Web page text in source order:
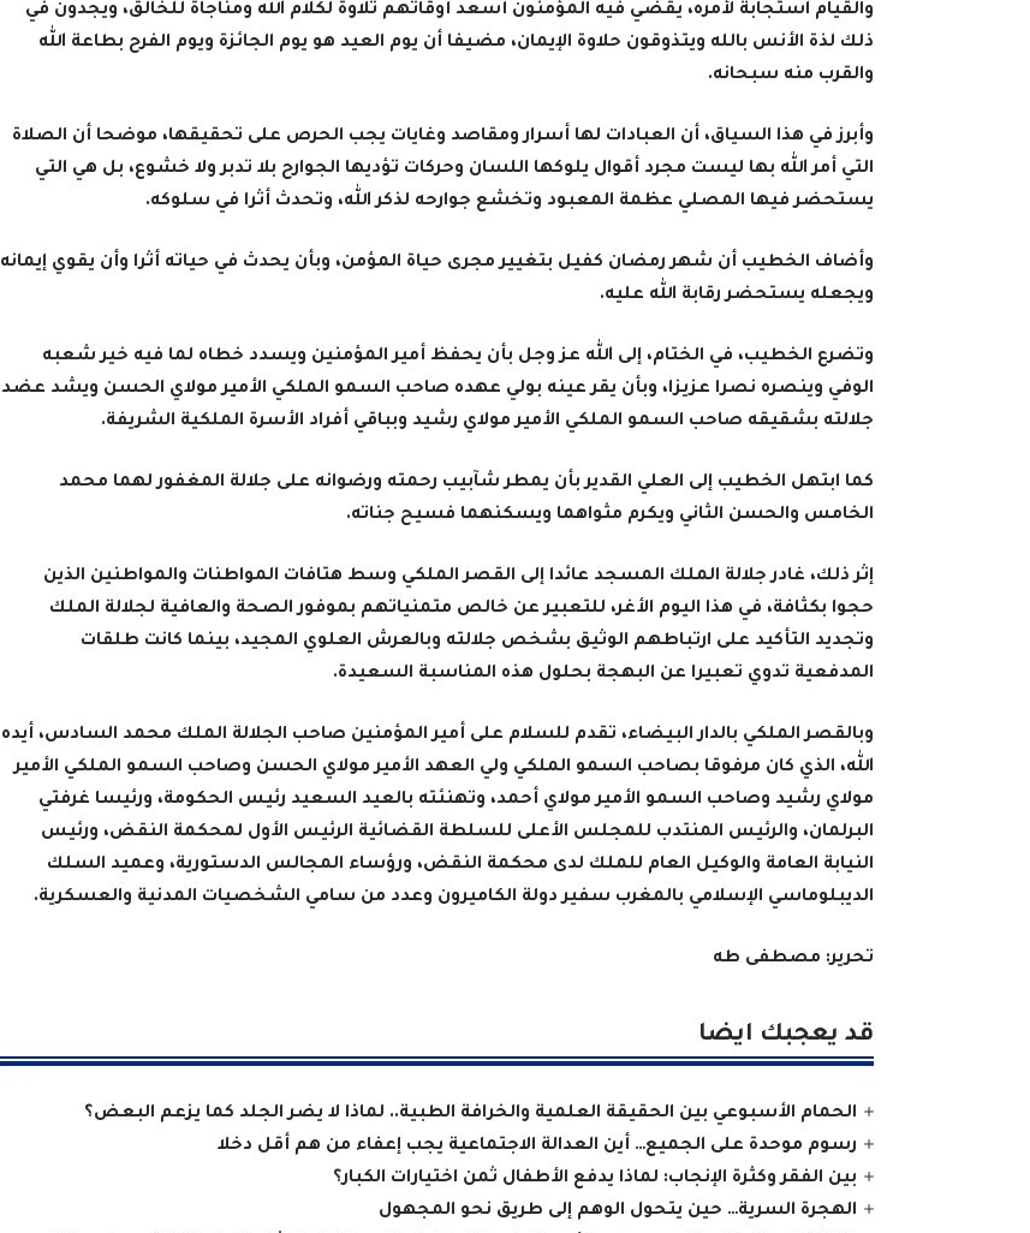
والقيام استجابة لأمره، يقضي فيه المؤمنون أسعد أوقاتهم تلاوة لكلام الله ومناجاة للخالق، ويجدون في
ذلك لذة الأنس بالله ويتذوقون حلاوة الإيمان، مضيفا أن يوم العيد هو يوم الجائزة ويوم الفرح بطاعة الله
والقرب منه سبحانه.
وأبرز في هذا السياق، أن العبادات لها أسرار ومقاصد وغايات يجب الحرص على تحقيقها، موضحا أن الصلاة
التي أمر الله بها ليست مجرد أقوال يلوكها اللسان وحركات تؤديها الجوارح بلا تدبر ولا خشوع، بل هي التي
يستحضر فيها المصلي عظمة المعبود وتخشع جوارحه لذكر الله، وتحدث أثرا في سلوكه.
وأضاف الخطيب أن شهر رمضان كفيل بتغيير مجرى حياة المؤمن، وبأن يحدث في حياته أثرا وأن يقوي إيمانه
ويجعله يستحضر رقابة الله عليه.
وتضرع الخطيب، في الختام، إلى الله عز وجل بأن يحفظ أمير المؤمنين ويسدد خطاه لما فيه خير شعبه
الوفي وينصره نصرا عزيزا، وبأن يقر عينه بولي عهده صاحب السمو الملكي الأمير مولاي الحسن ويشد عضد
جلالته بشقيقه صاحب السمو الملكي الأمير مولاي رشيد وبباقي أفراد الأسرة الملكية الشريفة.
كما ابتهل الخطيب إلى العلي القدير بأن يمطر شآبيب رحمته ورضوانه على جلالة المغفور لهما محمد
الخامس والحسن الثاني ويكرم مثواهما ويسكنهما فسيح جناته.
إثر ذلك، غادر جلالة الملك المسجد عائدا إلى القصر الملكي وسط هتافات المواطنات والمواطنين الذين
حجوا بكثافة، في هذا اليوم الأغر، للتعبير عن خالص متمنياتهم بموفور الصحة والعافية لجلالة الملك
وتجديد التأكيد على ارتباطهم الوثيق بشخص جلالته وبالعرش العلوي المجيد، بينما كانت طلقات
المدفعية تدوي تعبيرا عن البهجة بحلول هذه المناسبة السعيدة.
وبالقصر الملكي بالدار البيضاء، تقدم للسلام على أمير المؤمنين صاحب الجلالة الملك محمد السادس، أيده
الله، الذي كان مرفوقا بصاحب السمو الملكي ولي العهد الأمير مولاي الحسن وصاحب السمو الملكي الأمير
مولاي رشيد وصاحب السمو الأمير مولاي أحمد، وتهنئته بالعيد السعيد رئيس الحكومة، ورئيسا غرفتي
البرلمان، والرئيس المنتدب للمجلس الأعلى للسلطة القضائية الرئيس الأول لمحكمة النقض، ورئيس
النيابة العامة والوكيل العام للملك لدى محكمة النقض، ورؤساء المجالس الدستورية، وعميد السلك
الديبلوماسي الإسلامي بالمغرب سفير دولة الكاميرون وعدد من سامي الشخصيات المدنية والعسكرية.
تحرير: مصطفى طه
قد يعجبك ايضا
الحمام الأسبوعي بين الحقيقة العلمية والخرافة الطبية.. لماذا لا يضر الجلد كما يزعم البعض؟
رسوم موحدة على الجميع… أين العدالة الاجتماعية يجب إعفاء من هم أقل دخلا
بين الفقر وكثرة الإنجاب: لماذا يدفع الأطفال ثمن اختيارات الكبار؟
الهجرة السرية… حين يتحول الوهم إلى طريق نحو المجهول